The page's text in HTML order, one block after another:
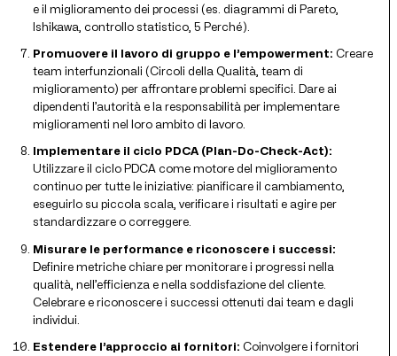
e il miglioramento dei processi (es. diagrammi di Pareto,
Ishikawa, controllo statistico, 5 Perché).
Promuovere il lavoro di gruppo e l’empowerment: Creare
team interfunzionali (Circoli della Qualità, team di
miglioramento) per affrontare problemi specifici. Dare ai
dipendenti l’autorità e la responsabilità per implementare
miglioramenti nel loro ambito di lavoro.
Implementare il ciclo PDCA (Plan-Do-Check-Act):
Utilizzare il ciclo PDCA come motore del miglioramento
continuo per tutte le iniziative: pianificare il cambiamento,
eseguirlo su piccola scala, verificare i risultati e agire per
standardizzare o correggere.
Misurare le performance e riconoscere i successi:
Definire metriche chiare per monitorare i progressi nella
qualità, nell’efficienza e nella soddisfazione del cliente.
Celebrare e riconoscere i successi ottenuti dai team e dagli
individui.
Estendere l’approccio ai fornitori: Coinvolgere i fornitori